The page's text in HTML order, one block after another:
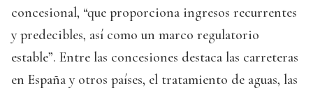
concesional, “que proporciona ingresos recurrentes
y predecibles, así como un marco regulatorio
estable”. Entre las concesiones destaca las carreteras
en España y otros países, el tratamiento de aguas, las